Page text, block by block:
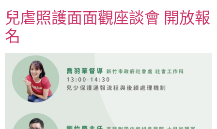
兒虐照護面面觀座談會 開放報
名